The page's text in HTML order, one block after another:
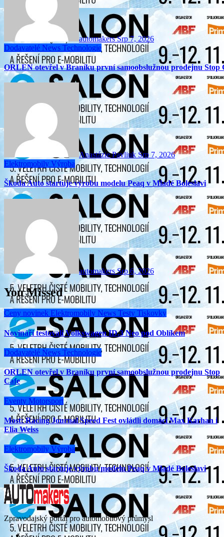
automakersSrp 7, 2026
Dodavatelé News Technologie
ORLEN otevřel v Braníku první samoobslužnou prodejnu Stop
Anastázie Pavliuk Srp 7, 2026
Elektromobily Výroba
Škoda Auto startuje výrobu modelu Peaq v Mladé Boleslavi
automakersSrp 6, 2026
You Missed
Ceny novinek Elektromobily News Testy Tiskovky
Novináři testovali Volkswagen ID.3 Neo pod Oblíkem
Dodavatelé News Technologie
ORLEN otevřel v Braníku první samoobslužnou prodejnu Stop
Cafe
Eventy Motorsport
Most: Racing Journal Speed Fest ovládli domácí Max Karhan i
Elia Weiss
Elektromobily Výroba
Škoda Auto startuje výrobu modelu Peaq v Mladé Boleslavi
Zpravodajský portál pro automobilový průmysl